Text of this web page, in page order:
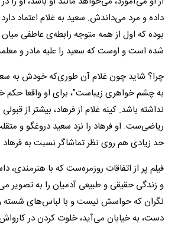
داده و مرد می‌داندش. سعید به غلام اعتماد
بوده که اول از همه متوجه رابطه‌ی عاطفی میان
شده است و اوست که سعید را علیه مادر و
چرا؟ شاید چون غلام آن‌ طوری‌که خودش به
به چشم خواهری زیباست”، برای او واقعا حکم
نداشته باشد. کینه غلام از فرهاد، بیشتر از
ریاضی‌ست. او فرهاد را نزد سعید دروغگو و
حد زیادی هم روی نظر تماشاگر نسبت به فرهاد
فیلم پر از اتفاقات روزمره‌ست که با هنرمندی،
و زندگی حقیقی و طبیعی آدمیان را به تصویر
نگران که حواسش نیست و با لباس‌های
دست، به خیابان می‌آید،‌ خلوت کردن در